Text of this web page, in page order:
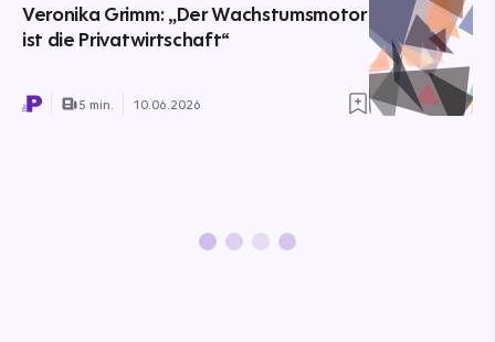
Veronika Grimm: „Der Wachstumsmotor
ist die Privatwirtschaft“
5 min. 10.06.2026